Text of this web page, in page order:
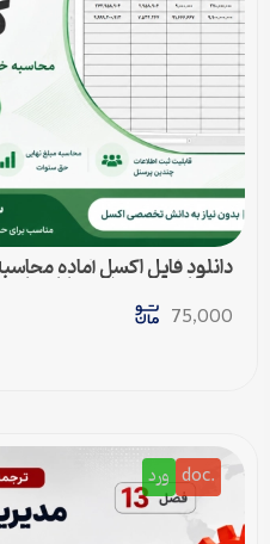
دانلود فایل اکسل آماده
75,000
.doc ورد